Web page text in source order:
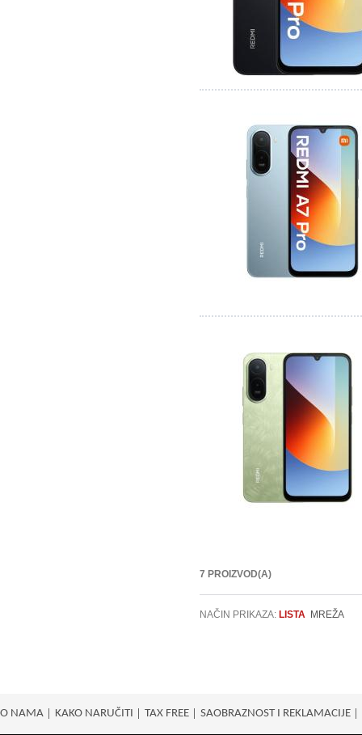
7 PROIZVOD(A)
NAČIN PRIKAZA: LISTA MREŽA
O NAMA KAKO NARUČITI TAX FREE SAOBRAZNOST I REKLAMACIJE